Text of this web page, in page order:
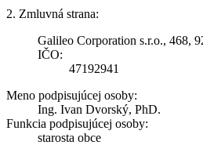
2. Zmluvná strana:
Galileo Corporation s.r.o., 468,
IČO:
47192941
Meno podpisujúcej osoby:
Ing. Ivan Dvorský, PhD.
Funkcia podpisujúcej osoby:
starosta obce